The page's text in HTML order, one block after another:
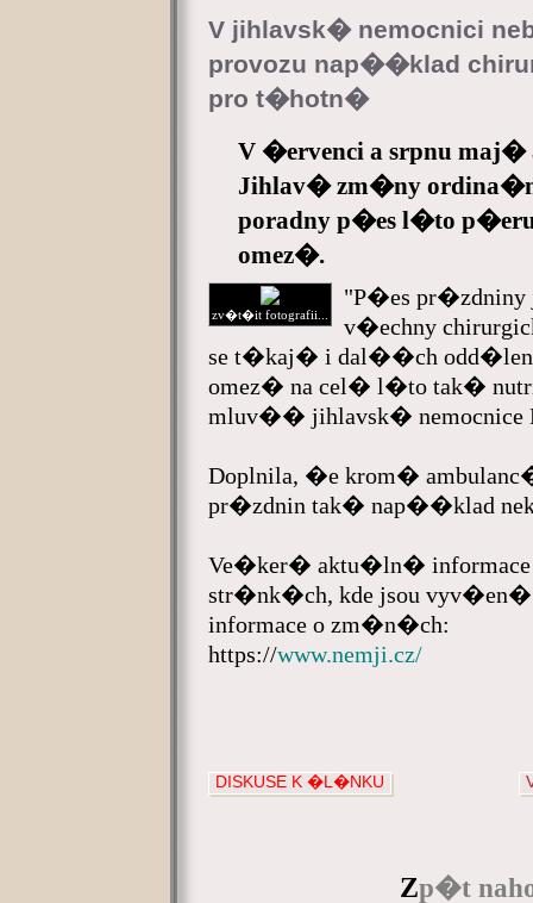
V jihlavsk� nemocnici
provozu nap��klad
pro t�hotn�
V �ervenci a srpnu maj�
Jihlav� zm�ny
poradny p�es l�to
omez�.
zv�t�it fotografii...
"P�es pr�zdniny
v�echny
se t�kaj� i dal��ch
omez� na cel� l�to tak�
mluv�� jihlavsk� nemocnice
Doplnila, �e krom�
pr�zdnin tak� nap��klad
Ve�ker� aktu�ln� informace
str�nk�ch, kde jsou
informace o zm�n�ch:
https://www.nemji.cz/
DISKUSE K �L�NKU
Zp�t